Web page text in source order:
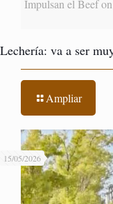
Impulsan el Beef
Lechería: va a ser
Ampliar
15/05/2026